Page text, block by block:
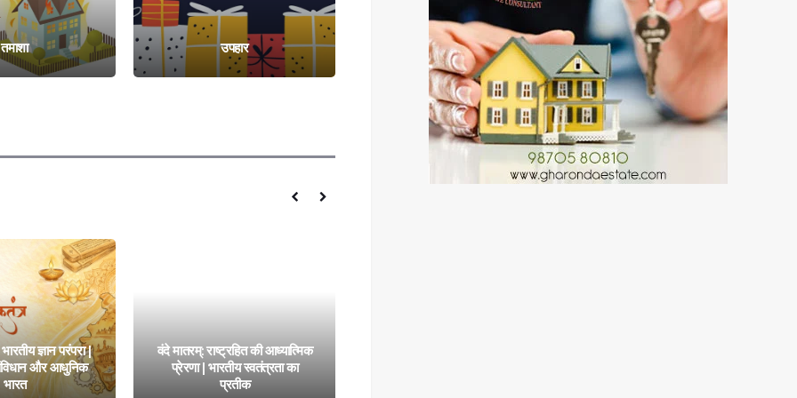
उपहार शिक्षा जीवन का आधार कन्या पूजन खुशबू
ज्ञान परंपरा |
और आधुनिक
भारत
वंदे मातरम्: राष्ट्रहित की आध्यात्मिक
प्रेरणा | भारतीय स्वतंत्रता का
प्रतीक